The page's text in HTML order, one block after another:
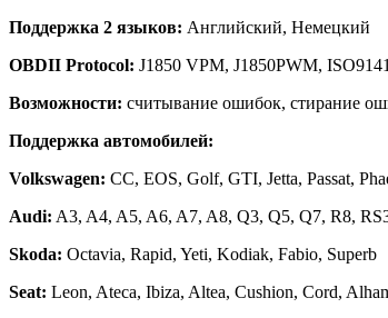
Поддержка 2 языков: Английский, Немецкий
OBDII Protocol: J1850 VPM, J1850PWM,
Возможности: считывание ошибок, стирание
Поддержка автомобилей:
Volkswagen: CC, EOS, Golf, GTI, Jetta, Passat,
Audi: A3, A4, A5, A6, A7, A8, Q3, Q5, Q7, R8,
Skoda: Octavia, Rapid, Yeti, Kodiak, Fabio, Superb
Seat: Leon, Ateca, Ibiza, Altea, Cushion, Cord,